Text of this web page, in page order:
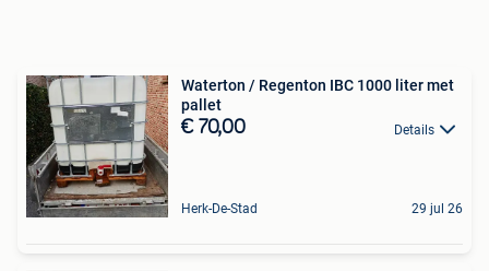
Waterton / Regenton IBC 1000 liter met
pallet
€ 70,00 Details
Herk-De-Stad 29 jul 26